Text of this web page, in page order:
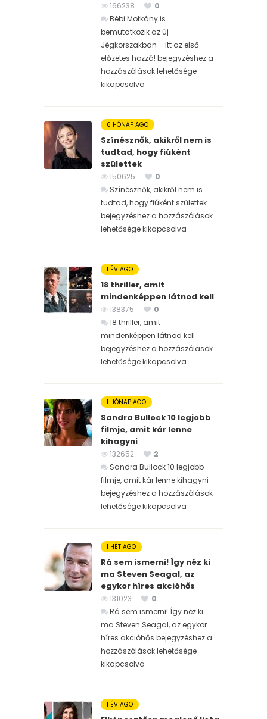
166238
0
Bébi Motkány is
bemutatkozik az új
Jégkorszakban – itt az első
előzetes hozzá! bejegyzéshez a
hozzászólások lehetősége
kikapcsolva
6 HÓNAP AGO
Színésznők, akikről nem is
tudtad, hogy fiúként
születtek
150625
0
Színésznők, akikről nem is
tudtad, hogy fiúként születtek
bejegyzéshez a hozzászólások
lehetősége kikapcsolva
1 ÉV AGO
18 thriller, amit
mindenképpen látnod kell
138375
0
18 thriller, amit
mindenképpen látnod kell
bejegyzéshez a hozzászólások
lehetősége kikapcsolva
1 HÓNAP AGO
Sandra Bullock 10 legjobb
filmje, amit kár lenne
kihagyni
132652
2
Sandra Bullock 10 legjobb
filmje, amit kár lenne kihagyni
bejegyzéshez a hozzászólások
lehetősége kikapcsolva
1 HÉT AGO
Rá sem ismerni! Így néz ki
ma Steven Seagal, az
egykor híres akcióhős
131023
0
Rá sem ismerni! Így néz ki
ma Steven Seagal, az egykor
híres akcióhős bejegyzéshez a
hozzászólások lehetősége
kikapcsolva
1 ÉV AGO